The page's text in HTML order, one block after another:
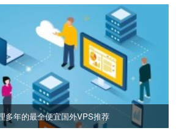
多年的最全便宜国外VPS推荐